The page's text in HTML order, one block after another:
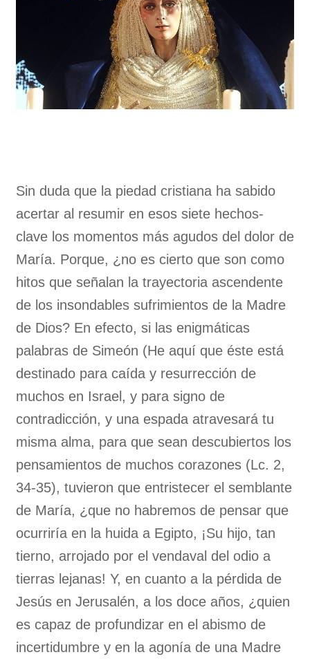
Sin duda que la piedad cristiana ha sabido
acertar al resumir en esos siete hechos-
clave los momentos más agudos del dolor de
María. Porque, ¿no es cierto que son como
hitos que señalan la trayectoria ascendente
de los insondables sufrimientos de la Madre
de Dios? En efecto, si las enigmáticas
palabras de Simeón (He aquí que éste está
destinado para caída y resurrección de
muchos en Israel, y para signo de
contradicción, y una espada atravesará tu
misma alma, para que sean descubiertos los
pensamientos de muchos corazones (Lc. 2,
34-35), tuvieron que entristecer el semblante
de María, ¿que no habremos de pensar que
ocurriría en la huida a Egipto, ¡Su hijo, tan
tierno, arrojado por el vendaval del odio a
tierras lejanas! Y, en cuanto a la pérdida de
Jesús en Jerusalén, a los doce años, ¿quien
es capaz de profundizar en el abismo de
incertidumbre y en la agonía de una Madre